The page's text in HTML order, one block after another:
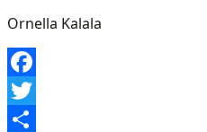
Ornella Kalala
Facebook
Twitter